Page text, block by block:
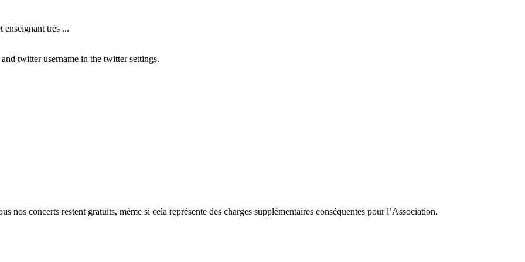
enseignant très ...
twitter username in the twitter settings.
concerts restent gratuits, même si cela représente des charges supplémentaires conséquentes pour l’Association.